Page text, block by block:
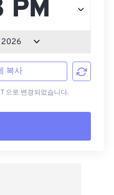
복사
으로 변경되었습니다.